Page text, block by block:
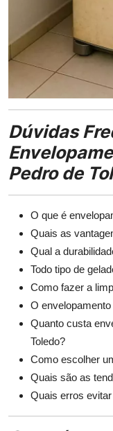
Dúvidas
Pedro de
O que é
Quais as
Qual a
Todo tipo de
Como fazer a
O
Quanto custa
Toledo?
Como escolher
Quais são as
Quais erros